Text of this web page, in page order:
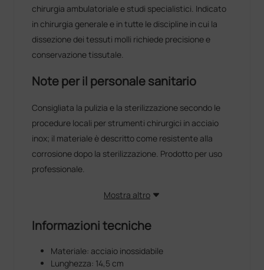
chirurgia ambulatoriale e studi specialistici. Indicato
in chirurgia generale e in tutte le discipline in cui la
dissezione dei tessuti molli richiede precisione e
conservazione tissutale.
Note per il personale sanitario
Consigliata la pulizia e la sterilizzazione secondo le
procedure locali per strumenti chirurgici in acciaio
inox; il materiale è descritto come resistente alla
corrosione dopo la sterilizzazione. Prodotto per uso
professionale.
Mostra altro
Informazioni tecniche
Materiale: acciaio inossidabile
Lunghezza: 14,5 cm